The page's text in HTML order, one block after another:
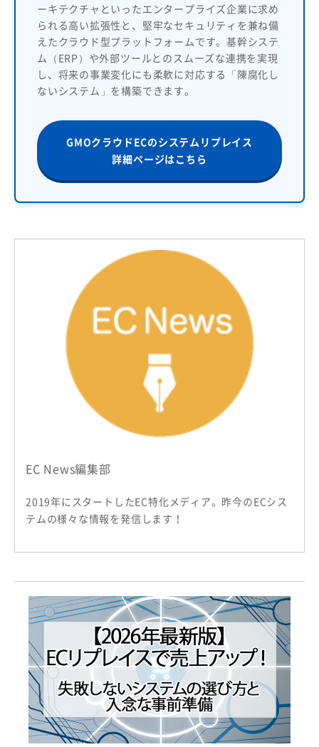
ーキテクチャといったエンタープライズ企業に求め
られる高い拡張性と、堅牢なセキュリティを兼ね備
えたクラウド型プラットフォームです。基幹システ
ム（ERP）や外部ツールとのスムーズな連携を実現
し、将来の事業変化にも柔軟に対応する「陳腐化し
ないシステム」を構築できます。
GMOクラウドECのシステムリプレイス
詳細ページはこちら
EC News編集部
2019年にスタートしたEC特化メディア。昨今のECシス
テムの様々な情報を発信します！